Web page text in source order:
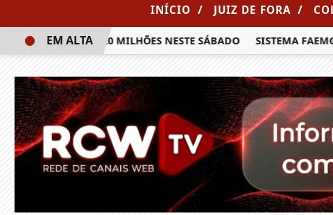
INÍCIO / JUIZ DE FORA /
PRÊMIO DE R$ 20 MILHÕES NESTE SÁBADO SISTEMA FAEMG
EM ALTA